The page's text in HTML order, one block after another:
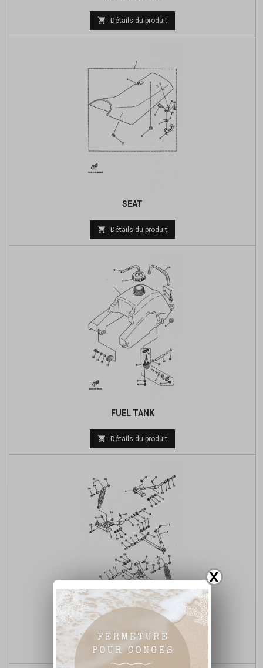
X
 Détails du produit
SEAT
 Détails du produit
FUEL TANK
 Détails du produit
FRONT SUSPENSION & WHEEL
 Détails du produit